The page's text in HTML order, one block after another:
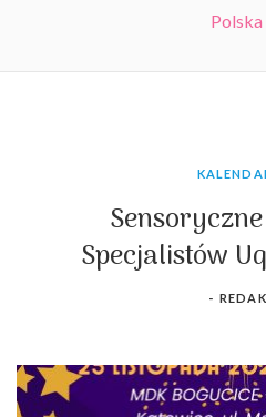
Polska
Specjalistów
-